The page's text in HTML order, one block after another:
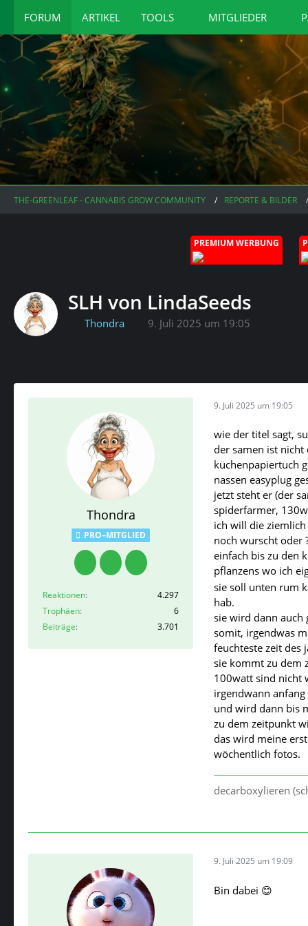
FORUM ARTIKEL TOOLS MITGLIEDER
THE-GREENLEAF - CANNABIS GROW COMMUNITY REPORTE & BILDER
PREMIUM WERBUNG
SLH von LindaSeeds
Thondra 9. Juli 2025 um 19:05
Thondra
PRO–MITGLIED
Reaktionen
4.297
Trophäen
6
Beiträge
3.701
9. Juli 2025 um 19:05
wie der titel sagt,
der samen ist nicht
küchenpapiertuch
nassen easyplug
jetzt steht er (der
spiderfarmer,
ich will die
noch wurscht oder
einfach bis zu den
pflanzens wo ich
sie soll unten rum
hab.
sie wird dann auch
somit, irgendwas
feuchteste zeit des
sie kommt zu dem
100watt sind nicht
irgendwann
und wird dann bis
zu dem zeitpunkt
das wird meine
wöchentlich fotos.
decarboxylieren
9. Juli 2025 um 19:09
Bin dabei 😊